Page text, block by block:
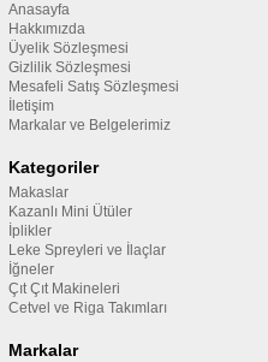
Anasayfa
Hakkımızda
Üyelik Sözleşmesi
Gizlilik Sözleşmesi
Mesafeli Satış Sözleşmesi
İletişim
Markalar ve Belgelerimiz
Kategoriler
Makaslar
Kazanlı Mini Ütüler
İplikler
Leke Spreyleri ve İlaçlar
İğneler
Çıt Çıt Makineleri
Cetvel ve Riga Takımları
Markalar